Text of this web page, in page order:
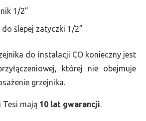
1/2”
ślepej zatyczki 1/2”
do instalacji CO konieczny jest
której nie obejmuje
grzejnika.
Tesi mają 10 lat gwarancji.